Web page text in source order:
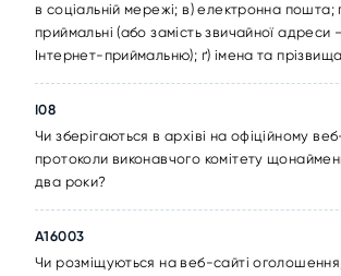
в соціальній мережі; в) електронна пошта;
приймальні (або замість звичайної адреси
Інтернет-приймальню); ґ) імена та прізвища
I08
Чи зберігаються в архіві на офіційному
протоколи виконавчого комітету
два роки?
A16003
Чи розміщуються на веб-сайті